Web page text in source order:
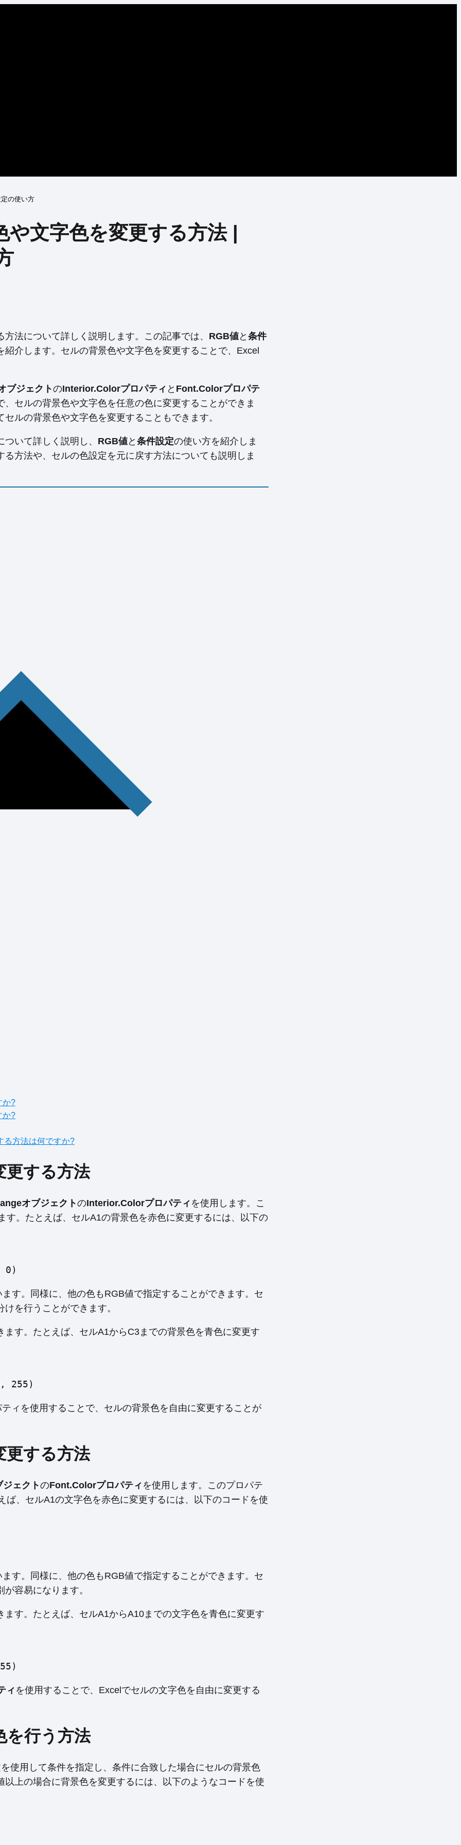
の使い方
文字色を変更する方法 |
法について詳しく説明します。この記事では、 RGB値と 条件
介します。セルの背景色や文字色を変更することで、Excel
ブジェクトのInterior.Colorプロパティ と Font.Colorプロパテ
セルの背景色や文字色を任意の色に変更することができま
ルの背景色や文字色を変更することもできます。
いて詳しく説明し、 RGB値と 条件設定の使い方を紹介しま
方法や、セルの色設定を元に戻す方法についても説明しま
か?
か?
る方法は何ですか?
更する方法
オブジェクトのInterior.Colorプロパティ を使用します。こ
。たとえば、セルA1の背景色を赤色に変更するには、以下の
0)
す。同様に、他の色もRGB値で指定することができます。セ
を行うことができます。
す。たとえば、セルA1からC3までの背景色を青色に変更す
255)
ィを使用することで、セルの背景色を自由に変更することが
更する方法
ェクトのFont.Colorプロパティ を使用します。このプロパテ
ば、セルA1の文字色を赤色に変更するには、以下のコードを使
す。同様に、他の色もRGB値で指定することができます。セ
容易になります。
す。たとえば、セルA1からA10までの文字色を青色に変更す
ィ を使用することで、Excelでセルの文字色を自由に変更する
を行う方法
使用して条件を指定し、条件に合致した場合にセルの背景色
上の場合に背景色を変更するには、以下のようなコードを使